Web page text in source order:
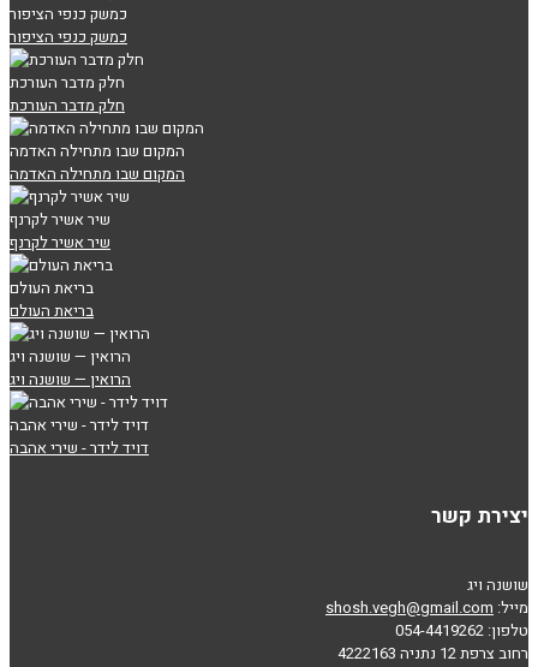
כמשק כנפי הציפור
כמשק כנפי הציפור
חלק מדבר העורכת
חלק מדבר העורכת
המקום שבו מתחילה האדמה
המקום שבו מתחילה האדמה
שיר אשיר לקרנף
שיר אשיר לקרנף
בריאת העולם
בריאת העולם
הרואין — שושנה ויג
הרואין — שושנה ויג
דויד לידר - שירי אהבה
דויד לידר - שירי אהבה
יצירת קשר
שושנה ויג
מייל: shosh.vegh@gmail.com
טלפון: 054-4419262
רחוב צרפת 12 נתניה 4222163